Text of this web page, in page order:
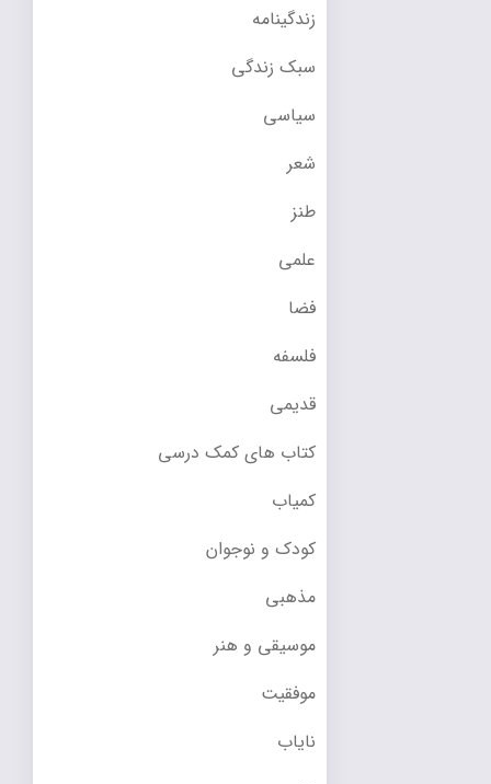
زندگینامه
سبک زندگی
سیاسی
شعر
طنز
علمی
فضا
فلسفه
قدیمی
کتاب های کمک درسی
کمیاب
کودک و نوجوان
مذهبی
موسیقی و هنر
موفقیت
نایاب